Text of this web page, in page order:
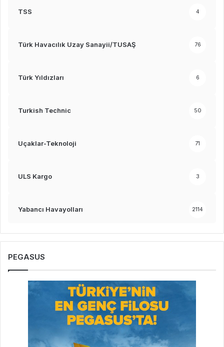
TSS 4
Türk Havacılık Uzay Sanayii/TUSAŞ 76
Türk Yıldızları 6
Turkish Technic 50
Uçaklar-Teknoloji 71
ULS Kargo 3
Yabancı Havayolları 2114
PEGASUS